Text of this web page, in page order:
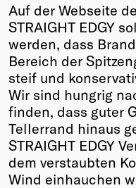
Auf der Webseite
STRAIGHT EDGY
werden, dass
Bereich der
steif und
Wir sind hungrig
finden, dass guter
Tellerrand hinaus
STRAIGHT EDGY
dem verstaubten
Wind einhauchen